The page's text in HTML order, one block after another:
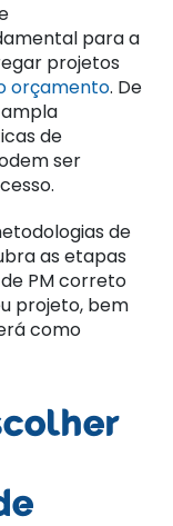
para a
projetos
orçamento. De
de
ser
de
as etapas
PM correto
projeto, bem
como